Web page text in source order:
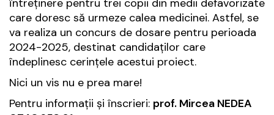
care doresc să urmeze calea medicinei. Astfel, se
va realiza un concurs de dosare pentru perioada
2024-2025, destinat candidaților care
îndeplinesc cerințele acestui proiect.
Nici un vis nu e prea mare!
Pentru informaţii şi înscrieri: prof. Mircea NEDEA